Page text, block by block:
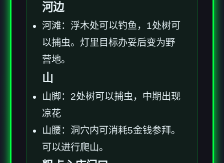
河边
河滩：浮木处可以钓鱼，1处树可
以捕虫。灯里目标办妥后变为野
营地。
山
山脚：2处树可以捕虫，中期出现
凉花
山腰：洞穴内可消耗5金钱参拜。
可以进行爬山。